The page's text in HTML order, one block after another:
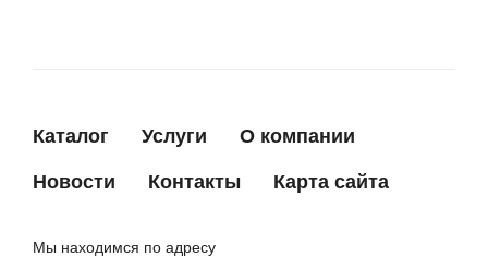
Каталог Услуги О компании
Новости Контакты Карта сайта
Мы находимся по адресу